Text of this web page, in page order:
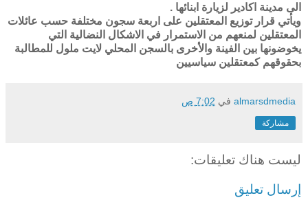
الى مدينة اكادير لزيارة ابنائها .
ويأتي قرار توزيع المعتقلين على اربعة سجون مختلفة حسب عائلات
المعتقلين لمنعهم من الاستمرار في الاشكال النضالية التي
يخوضونها بين الفينة والأخرى بالسجن المحلي لايت ملول للمطالبة
بحقوقهم كمعتقلين سياسيين
almarsdmedia في 7:02 ص
مشاركة
ليست هناك تعليقات:
إرسال تعليق